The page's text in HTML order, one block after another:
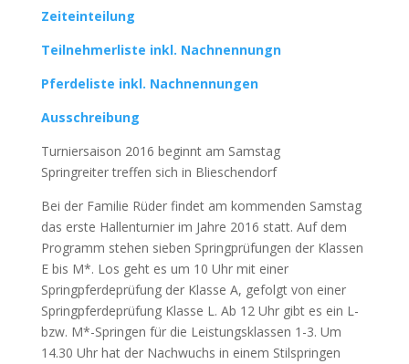
Zeiteinteilung
Teilnehmerliste inkl. Nachnennungn
Pferdeliste inkl. Nachnennungen
Ausschreibung
Turniersaison 2016 beginnt am Samstag
Springreiter treffen sich in Blieschendorf
Bei der Familie Rüderfindet am kommenden Samstag
das erste Hallenturnier im Jahre 2016 statt. Auf dem
Programm stehen sieben Springprüfungen der Klassen
E bis M*. Los geht es um 10 Uhr mit einer
Springpferdeprüfung der Klasse A, gefolgt von einer
Springpferdeprüfung Klasse L. Ab 12 Uhr gibt es ein L-
bzw. M*-Springen für die Leistungsklassen 1-3. Um
14.30 Uhr hat der Nachwuchs in einem Stilspringen